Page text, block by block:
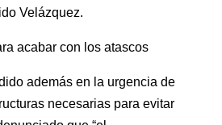
Velázquez.
acabar con los atascos
además en la urgencia de
necesarias para evitar